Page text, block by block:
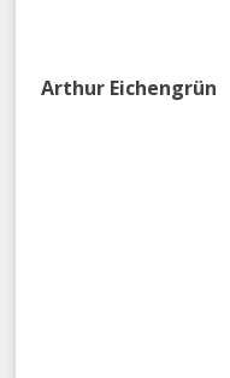
Arthur Eichengrün